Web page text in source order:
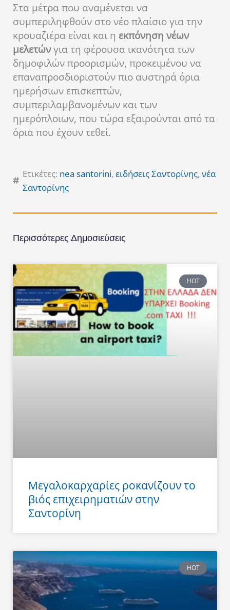
Στα μέτρα που αναμένεται να
συμπεριληφθούν στο νέο πλαίσιο για την
κρουαζιέρα είναι και η εκπόνηση νέων
μελετώνγια τη φέρουσα ικανότητα των
δημοφιλών προορισμών, προκειμένου να
επαναπροσδιοριστούν πιο αυστηρά όρια
ημερήσιων επισκεπτών,
συμπεριλαμβανομένων και των
ημερόπλοιων, που τώρα εξαιρούνται από τα
όρια που έχουν τεθεί.
Ετικέτες: nea santorini, ειδήσεις Σαντορίνης, νέα
Σαντορίνης
Περισσότερες Δημοσιεύσεις
HOT
Μεγαλοκαρχαρίες ροκανίζουν το
βιός επιχειρηματιών στην
Σαντορίνη
HOT